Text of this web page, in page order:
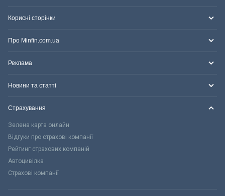
Корисні сторінки
Про Minfin.com.ua
Реклама
Новини та статті
Страхування
Зелена карта онлайн
Відгуки про страхові компанії
Рейтинг страхових компаній
Автоцивілка
Страхові компанії